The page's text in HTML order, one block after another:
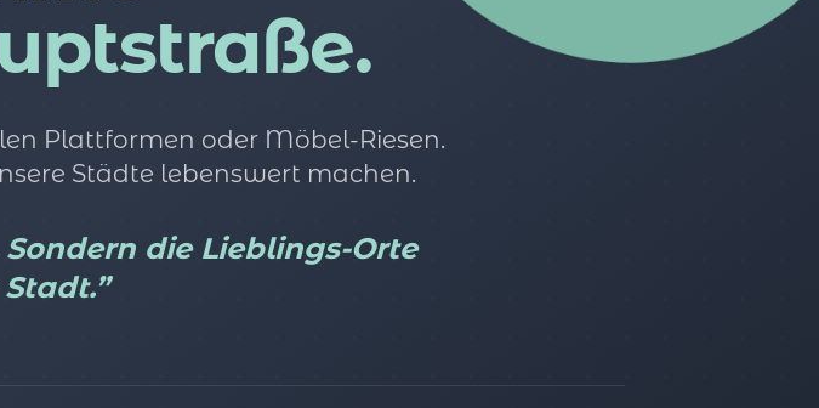
Plattformen oder Möbel-Riesen.
Städte lebenswert machen.
Sondern die Lieblings-Orte